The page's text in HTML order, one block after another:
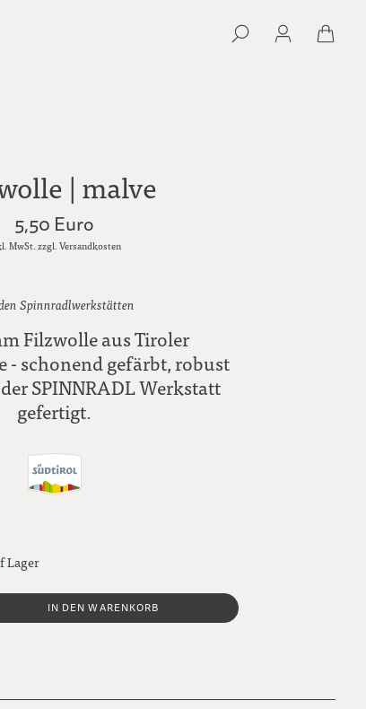
| malve
5,50 Euro
MwSt. zzgl. Versandkosten
Spinnradlwerkstätten
Filzwolle aus Tiroler
- schonend gefärbt, robust
SPINNRADL Werkstatt
gefertigt.
Lager
IN DEN WARENKORB